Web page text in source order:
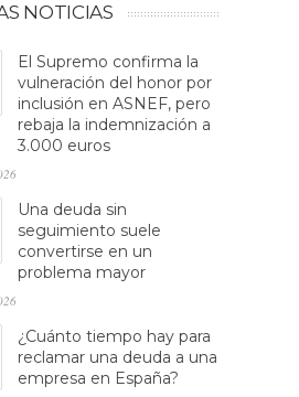
NOTICIAS
El Supremo confirma la
vulneración del honor por
inclusión en ASNEF, pero
rebaja la indemnización a
3.000 euros
Una deuda sin
seguimiento suele
convertirse en un
problema mayor
¿Cuánto tiempo hay para
reclamar una deuda a una
empresa en España?